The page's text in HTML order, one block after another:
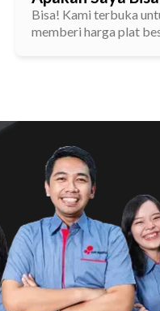
Bisa! Kami terbuka
memberi harga plat